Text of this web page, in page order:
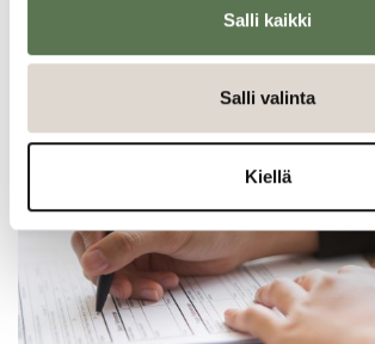
Salli kaikki
Salli valinta
Kiellä